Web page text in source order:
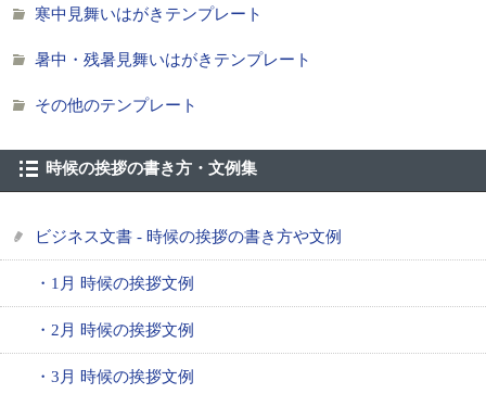
寒中見舞いはがきテンプレート
暑中・残暑見舞いはがきテンプレート
その他のテンプレート
時候の挨拶の書き方・文例集
ビジネス文書 - 時候の挨拶の書き方や文例
・1月 時候の挨拶文例
・2月 時候の挨拶文例
・3月 時候の挨拶文例